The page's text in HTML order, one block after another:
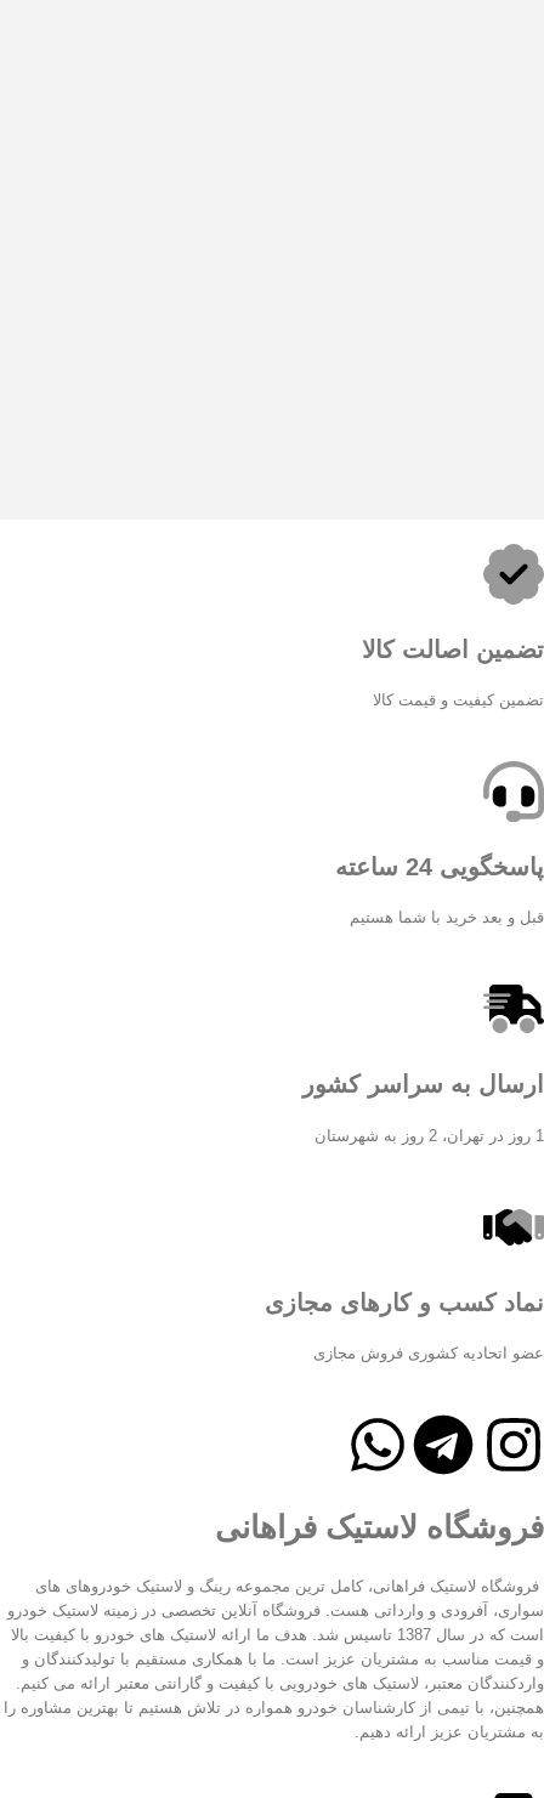
تضمین اصالت کالا
تضمین کیفیت و قیمت کالا
پاسخگویی 24 ساعته
قبل و بعد خرید با شما هستیم
ارسال به سراسر کشور
1 روز در تهران، 2 روز به شهرستان
نماد کسب و کارهای مجازی
عضو اتحادیه کشوری فروش مجازی
فروشگاه لاستیک فراهانی
فروشگاه لاستیک فراهانی، کامل ترین مجموعه رینگ و لاستیک خودروهای های
سواری، آفرودی و وارداتی هست. فروشگاه آنلاین تخصصی در زمینه لاستیک خودرو
است که در سال 1387 تاسیس شد. هدف ما ارائه لاستیک های خودرو با کیفیت بالا
و قیمت مناسب به مشتریان عزیز است. ما با همکاری مستقیم با تولیدکنندگان و
واردکنندگان معتبر، لاستیک های خودرویی با کیفیت و گارانتی معتبر ارائه می کنیم.
همچنین، با تیمی از کارشناسان خودرو همواره در تلاش هستیم تا بهترین مشاوره را
به مشتریان عزیز ارائه دهیم.